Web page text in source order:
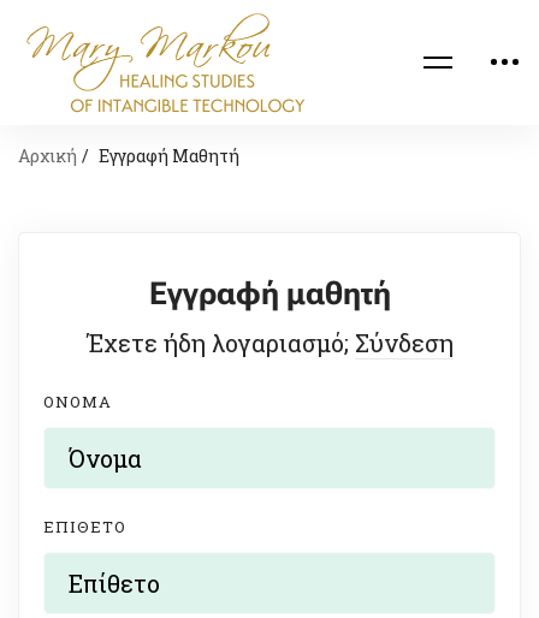
Αρχική Εγγραφή Μαθητή
Εγγραφή μαθητή
Έχετε ήδη λογαριασμό; Σύνδεση
ΌΝΟΜΑ
ΕΠΊΘΕΤΟ